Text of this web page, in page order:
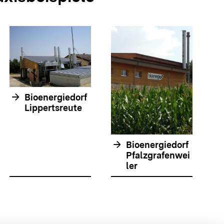
arrow_forward Bioenergiedorf
Lippertsreute
arrow_forward Bioenergiedorf
Pfalzgrafenwei
ler
springen
springen